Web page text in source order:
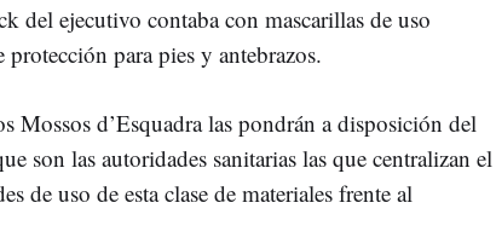
del ejecutivo contaba con mascarillas de uso
para pies y antebrazos.
Mossos d’Esquadra las pondrán a disposición del
son las autoridades sanitarias las que centralizan el
de uso de esta clase de materiales frente al